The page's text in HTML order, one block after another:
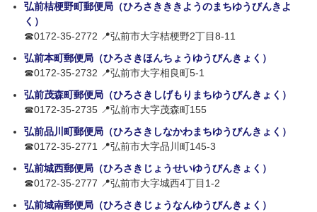
弘前桔梗野町郵便局（ひろさきききようのまちゆうびんきよ
く）
☎0172-35-2772 📍弘前市大字桔梗野2丁目8-11
弘前本町郵便局（ひろさきほんちょうゆうびんきょく）
☎0172-35-2732 📍弘前市大字相良町5-1
弘前茂森町郵便局（ひろさきしげもりまちゆうびんきょく）
☎0172-35-2735 📍弘前市大字茂森町155
弘前品川町郵便局（ひろさきしなかわまちゆうびんきょく）
☎0172-35-2771 📍弘前市大字品川町145-3
弘前城西郵便局（ひろさきじょうせいゆうびんきょく）
☎0172-35-2777 📍弘前市大字城西4丁目1-2
弘前城南郵便局（ひろさきじょうなんゆうびんきょく）